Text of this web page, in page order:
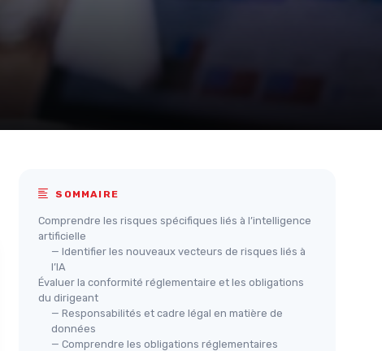
SOMMAIRE
Comprendre les risques spécifiques liés à l’intelligence
artificielle
— Identifier les nouveaux vecteurs de risques liés à
l’IA
Évaluer la conformité réglementaire et les obligations
du dirigeant
— Responsabilités et cadre légal en matière de
données
— Comprendre les obligations réglementaires